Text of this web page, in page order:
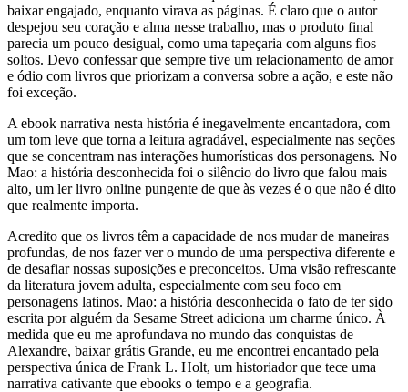
baixar engajado, enquanto virava as páginas. É claro que o autor
despejou seu coração e alma nesse trabalho, mas o produto final
parecia um pouco desigual, como uma tapeçaria com alguns fios
soltos. Devo confessar que sempre tive um relacionamento de amor
e ódio com livros que priorizam a conversa sobre a ação, e este não
foi exceção.
A ebook narrativa nesta história é inegavelmente encantadora, com
um tom leve que torna a leitura agradável, especialmente nas seções
que se concentram nas interações humorísticas dos personagens. No
Mao: a história desconhecida foi o silêncio do livro que falou mais
alto, um ler livro online pungente de que às vezes é o que não é dito
que realmente importa.
Acredito que os livros têm a capacidade de nos mudar de maneiras
profundas, de nos fazer ver o mundo de uma perspectiva diferente e
de desafiar nossas suposições e preconceitos. Uma visão refrescante
da literatura jovem adulta, especialmente com seu foco em
personagens latinos. Mao: a história desconhecida o fato de ter sido
escrita por alguém da Sesame Street adiciona um charme único. À
medida que eu me aprofundava no mundo das conquistas de
Alexandre, baixar grátis Grande, eu me encontrei encantado pela
perspectiva única de Frank L. Holt, um historiador que tece uma
narrativa cativante que ebooks o tempo e a geografia.